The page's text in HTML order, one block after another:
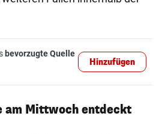
bevorzugte Quelle
Hinzufügen
am Mittwoch entdeckt